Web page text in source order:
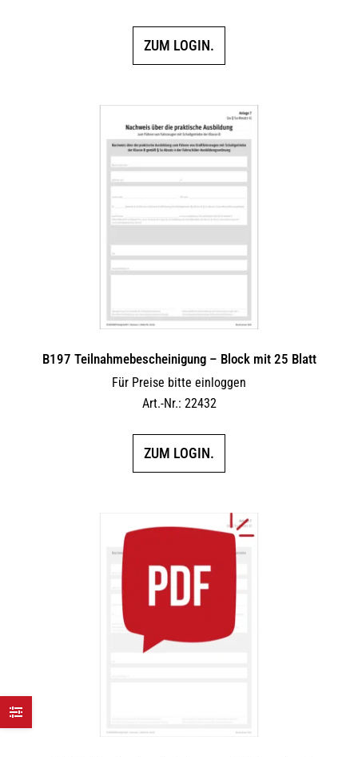
ZUM LOGIN.
B197 Teilnahmebescheinigung – Block mit 25 Blatt
Für Preise bitte einloggen
Art.-Nr.: 22432
ZUM LOGIN.